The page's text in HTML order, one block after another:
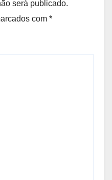
será publicado.
com *